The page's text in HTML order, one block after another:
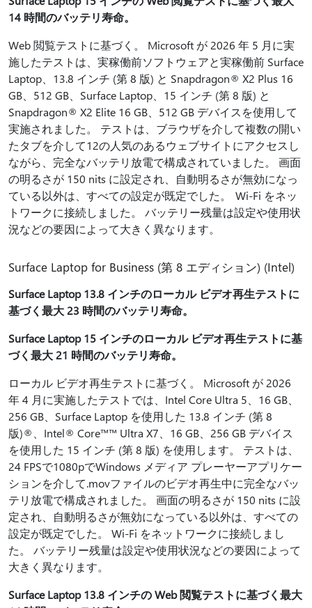
14 時間のバッテリ寿命。
Web 閲覧テストに基づく。 Microsoft が 2026 年 5 月に実
施したテストは、実稼働前ソフトウェアと実稼働前 Surface
Laptop、13.8 インチ (第 8 版) と Snapdragon® X2 Plus 16
GB、512 GB、Surface Laptop、15 インチ (第 8 版) と
Snapdragon® X2 Elite 16 GB、512 GB デバイスを使用して
実施されました。 テストは、ブラウザを介して複数の開い
たタブを介して12の人気のあるウェブサイトにアクセスし
ながら、完全なバッテリ放電で構成されていました。 画面
の明るさが 150 nits に設定され、自動明るさが無効になっ
ている以外は、すべての設定が既定でした。 Wi-Fi をネッ
トワークに接続しました。 バッテリー残量は設定や使用状
況などの要因によって大きく異なります。
Surface Laptop for Business (第 8 エディション) (Intel)
Surface Laptop 13.8 インチのローカル ビデオ再生テストに
基づく最大 23 時間のバッテリ寿命。
Surface Laptop 15 インチのローカル ビデオ再生テストに基
づく最大 21 時間のバッテリ寿命。
ローカル ビデオ再生テストに基づく。 Microsoft が 2026
年 4 月に実施したテストでは、Intel Core Ultra 5、16 GB、
256 GB、Surface Laptop を使用した 13.8 インチ (第 8
版)®、Intel® Core™™ Ultra X7、16 GB、256 GB デバイス
を使用した 15 インチ (第 8 版) を使用します。 テストは、
24 FPSで1080pでWindows メディア プレーヤーアプリケー
ションを介して.movファイルのビデオ再生中に完全なバッ
テリ放電で構成されました。 画面の明るさが 150 nits に設
定され、自動明るさが無効になっている以外は、すべての
設定が既定でした。 Wi-Fi をネットワークに接続しまし
た。 バッテリー残量は設定や使用状況などの要因によって
大きく異なります。
Surface Laptop 13.8 インチの Web 閲覧テストに基づく最大